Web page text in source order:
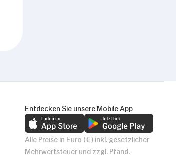
Entdecken Sie unsere Mobile App
Alle Preise in Euro (€) inkl. gesetzlicher
Mehrwertsteuer und zzgl. Pfand.